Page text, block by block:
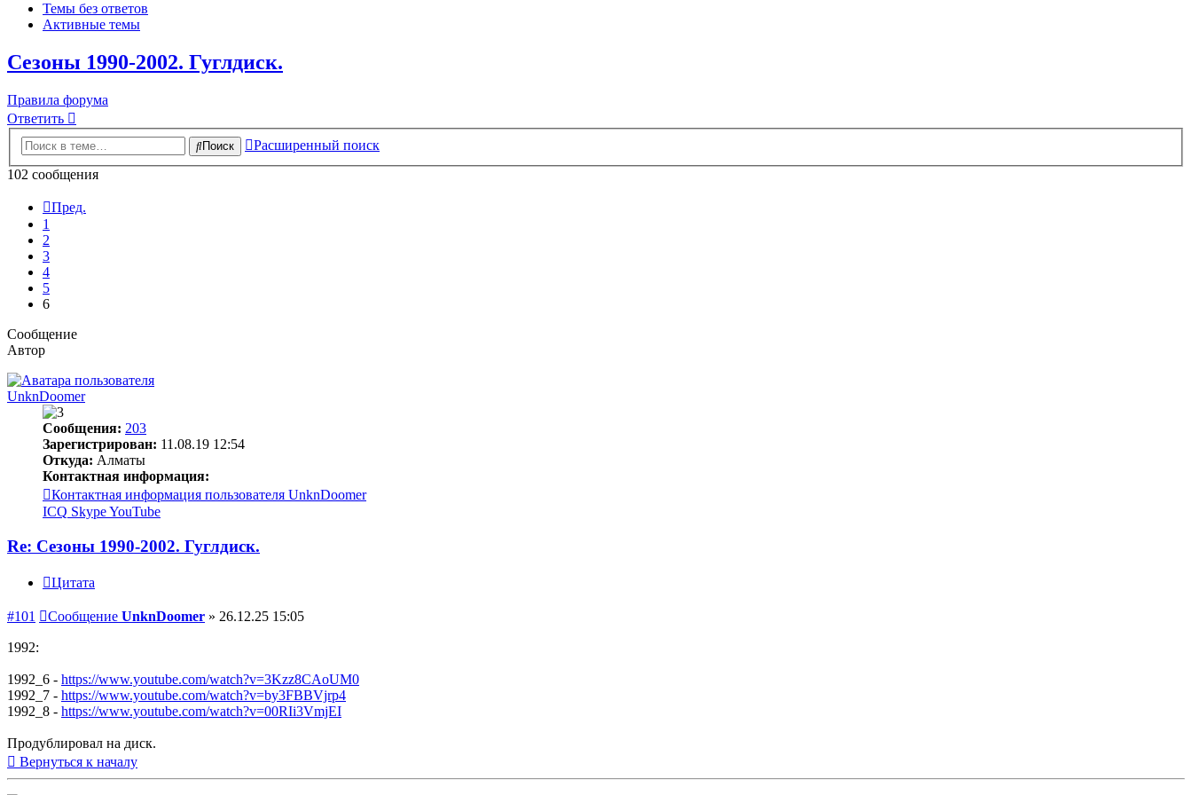
Темы без ответов
Активные темы
Сезоны 1990-2002. Гуглдиск.
Правила форума
Ответить
Поиск
Расширенный поиск
102 сообщения
Пред.
1
2
3
4
5
6
Сообщение
Автор
UnknDoomer
Сообщения: 203
Зарегистрирован: 11.08.19 12:54
Откуда: Алматы
Контактная информация:
Контактная информация пользователя UnknDoomer
ICQ SkypeYouTube
Re: Сезоны 1990-2002. Гуглдиск.
Цитата
#101 Сообщение UnknDoomer » 26.12.25 15:05
1992:
1992_6 - https://www.youtube.com/watch?v=3Kzz8CAoUM0
1992_7 - https://www.youtube.com/watch?v=by3FBBVjrp4
1992_8 - https://www.youtube.com/watch?v=00RIi3VmjEI
Продублировал на диск.
Вернуться к началу